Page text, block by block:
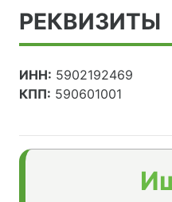
РЕКВИЗИТЫ
ИНН: 5902192469
КПП: 590601001